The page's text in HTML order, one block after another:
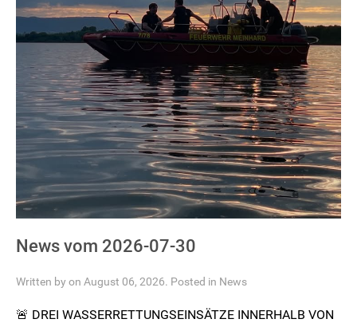
News vom 2026-07-30
Written by on August 06, 2026. Posted in News
🚨 DREI WASSERRETTUNGSEINSÄTZE INNERHALB VON